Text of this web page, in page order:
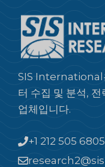
SIS International
터 수집 및 분석,
업체입니다.
+1 212 505 6805